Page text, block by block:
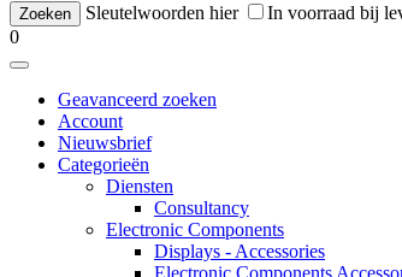
Sleutelwoorden hier
In voorraad bij
0
Geavanceerd zoeken
Account
Nieuwsbrief
Categorieën
Diensten
Consultancy
Electronic Components
Displays - Accessories
Electronic Components